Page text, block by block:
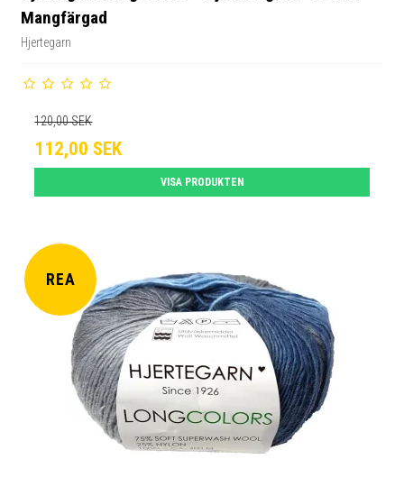
Mangfärgad
Hjertegarn
120,00 SEK
112,00 SEK
VISA PRODUKTEN
REA